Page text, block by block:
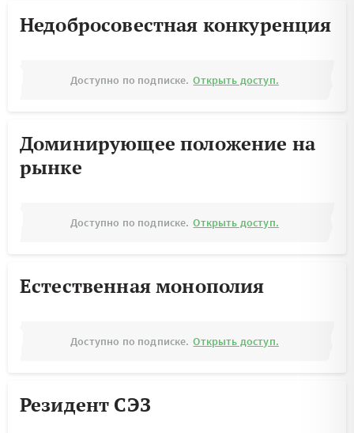
Недобросовестная конкуренция
Доступно по подписке. Открыть доступ.
Доминирующее положение на
рынке
Доступно по подписке. Открыть доступ.
Естественная монополия
Доступно по подписке. Открыть доступ.
Резидент СЭЗ